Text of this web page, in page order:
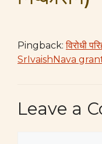
Pingback:विरोधी
SrIvaishNava
Leave a